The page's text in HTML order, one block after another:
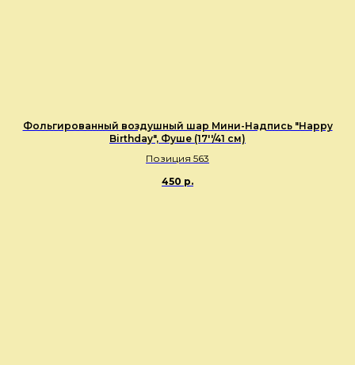
Фольгированный воздушный шар Мини-Надпись "Happy
Birthday", Фуше (17''/41 см)
Позиция 563
450 р.